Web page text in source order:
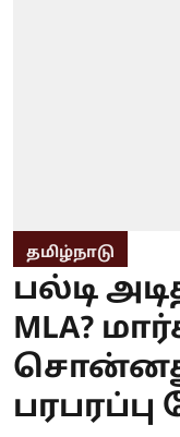
தமிழ்நாடு
பல்டி
MLA?
பரபரப்பு